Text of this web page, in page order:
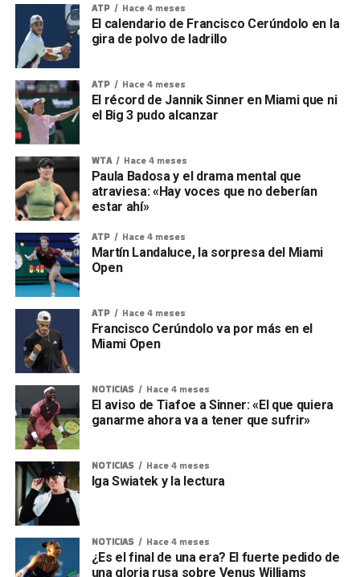
ATP Hace 4 meses
El calendario de Francisco Cerúndolo en la
gira de polvo de ladrillo
ATP Hace 4 meses
El récord de Jannik Sinner en Miami que ni
el Big 3 pudo alcanzar
WTA Hace 4 meses
Paula Badosa y el drama mental que
atraviesa: «Hay voces que no deberían
estar ahí»
ATP Hace 4 meses
Martín Landaluce, la sorpresa del Miami
Open
ATP Hace 4 meses
Francisco Cerúndolo va por más en el
Miami Open
NOTICIAS Hace 4 meses
El aviso de Tiafoe a Sinner: «El que quiera
ganarme ahora va a tener que sufrir»
NOTICIAS Hace 4 meses
Iga Swiatek y la lectura
NOTICIAS Hace 4 meses
¿Es el final de una era? El fuerte pedido de
una gloria rusa sobre Venus Williams